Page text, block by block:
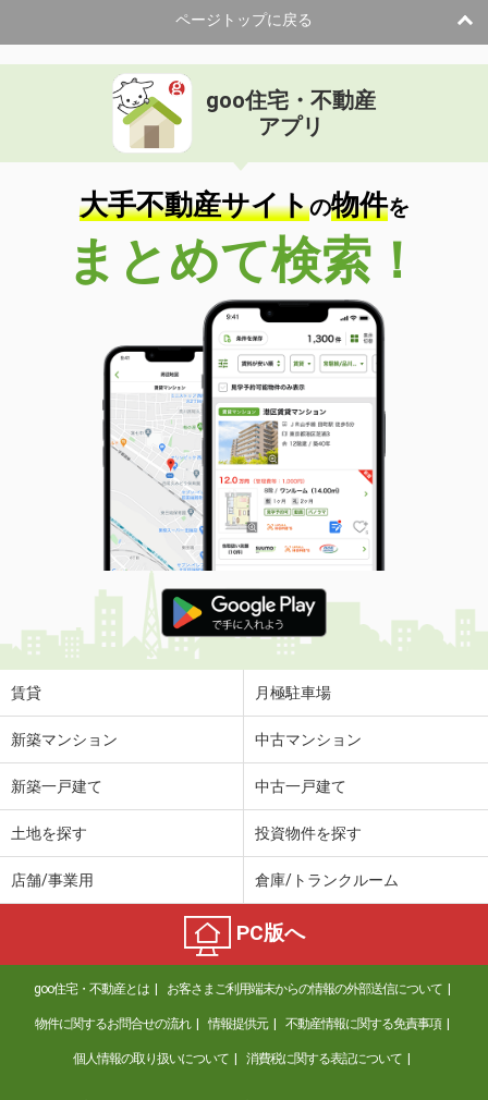
ページトップに戻る
goo住宅・不動産
アプリ
大手不動産サイトの物件を
まとめて検索！
賃貸 月極駐車場
新築マンション 中古マンション
新築一戸建て 中古一戸建て
土地を探す 投資物件を探す
店舗/事業用 倉庫/トランクルーム
PC版へ
goo住宅・不動産とは お客さまご利用端末からの情報の外部送信について
物件に関するお問合せの流れ 情報提供元 不動産情報に関する免責事項
個人情報の取り扱いについて 消費税に関する表記について